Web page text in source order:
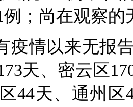
；尚在观察的
疫情以来无报
天、密云区
44天、通州